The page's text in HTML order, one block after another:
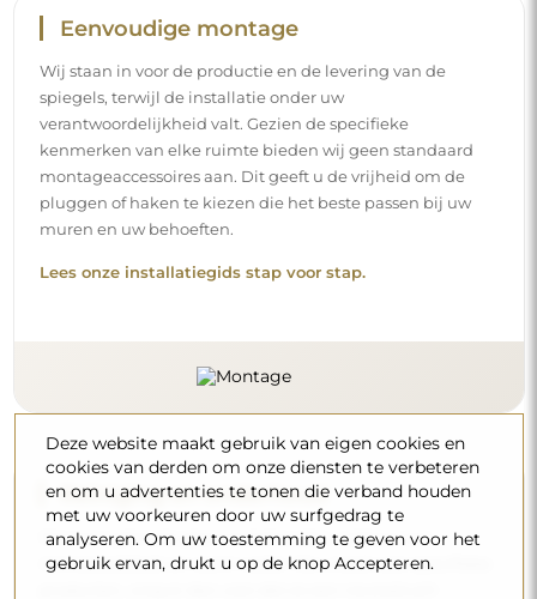
Eenvoudige montage
Wij staan in voor de productie en de levering van de
spiegels, terwijl de installatie onder uw
verantwoordelijkheid valt. Gezien de specifieke
kenmerken van elke ruimte bieden wij geen standaard
montageaccessoires aan. Dit geeft u de vrijheid om de
pluggen of haken te kiezen die het beste passen bij uw
muren en uw behoeften.
Lees onze installatiegids stap voor stap.
Reiniging en onderhoud
Om een optimale glans te behouden, volstaat een
microvezeldoek en warm water. Als u kiest voor specifieke
Deze website maakt gebruik van eigen cookies en
cookies van derden om onze diensten te verbeteren
en om u advertenties te tonen die verband houden
met uw voorkeuren door uw surfgedrag te
analyseren. Om uw toestemming te geven voor het
gebruik ervan, drukt u op de knop Accepteren.